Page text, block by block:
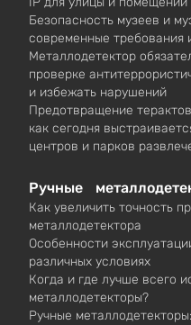
Безопасность музеев и
современные требования
Металлодетектор
проверке
и избежать нарушений
Предотвращение
как сегодня
центров и парков
Ручные
Как увеличить точность
металлодетектора
Особенности
различных условиях
Когда и где лучше всего
металлодетекторы?
Ручные